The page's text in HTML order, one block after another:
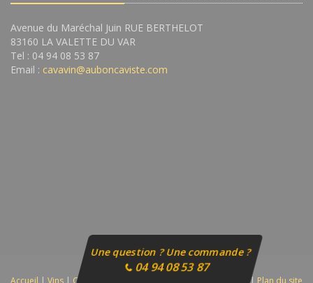
Avenue du Maréchal Juin RUE BERTHELOT
83160 LA VALETTE DU VAR
Tel : 04 94 08 53 87
Email : cavavin@auboncaviste.com
Accueil | Vins | Champagnes Contact| Plan du site
Une question ? Une commande ?
04 94 08 53 87